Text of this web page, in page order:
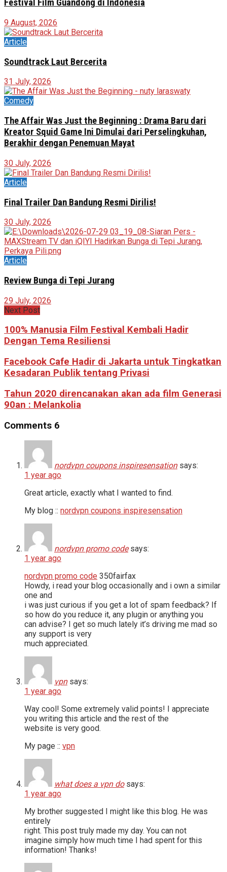
Festival Film Guandong di Indonesia
9 August, 2026
Article
Soundtrack Laut Bercerita
31 July, 2026
Comedy
The Affair Was Just the Beginning : Drama Baru dari
Kreator Squid Game Ini Dimulai dari Perselingkuhan,
Berakhir dengan Penemuan Mayat
30 July, 2026
Article
Final Trailer Dan Bandung Resmi Dirilis!
30 July, 2026
Article
Review Bunga di Tepi Jurang
29 July, 2026
Next Post
100% Manusia Film Festival Kembali Hadir
Dengan Tema Resiliensi
Facebook Cafe Hadir di Jakarta untuk Tingkatkan
Kesadaran Publik tentang Privasi
Tahun 2020 direncanakan akan ada film Generasi
90an : Melankolia
Comments 6
nordvpn coupons inspiresensation says:
1 year ago
Great article, exactly what I wanted to find.
My blog :: nordvpn coupons inspiresensation
nordvpn promo code says:
1 year ago
nordvpn promo code 350fairfax
Howdy, i read your blog occasionally and i own a similar
one and
i was just curious if you get a lot of spam feedback? If
so how do you reduce it, any plugin or anything you
can advise? I get so much lately it’s driving me mad so
any support is very
much appreciated.
vpn says:
1 year ago
Way cool! Some extremely valid points! I appreciate
you writing this article and the rest of the
website is very good.
My page :: vpn
what does a vpn do says:
1 year ago
My brother suggested I might like this blog. He was
entirely
right. This post truly made my day. You can not
imagine simply how much time I had spent for this
information! Thanks!